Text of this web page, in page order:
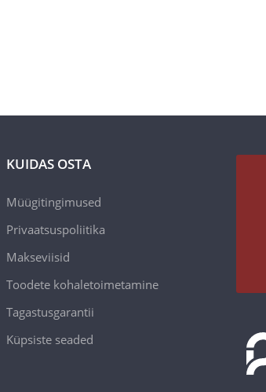
KUIDAS OSTA
Müügitingimused
Privaatsuspoliitika
Makseviisid
Toodete kohaletoimetamine
Tagastusgarantii
Küpsiste seaded